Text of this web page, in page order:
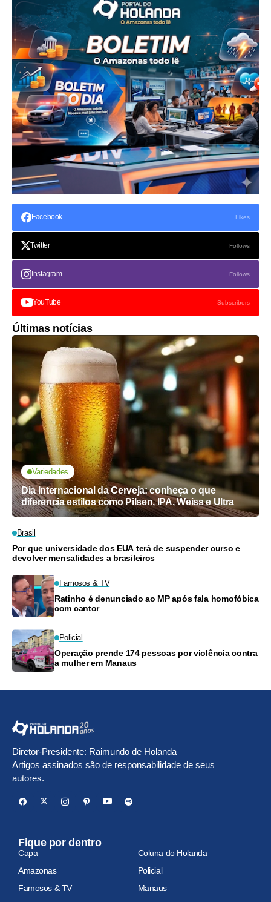
Facebook Likes
Twitter Follows
Instagram Follows
YouTube Subscribers
Últimas notícias
Variedades
Dia Internacional da Cerveja: conheça o que
diferencia estilos como Pilsen, IPA, Weiss e Ultra
Brasil
Por que universidade dos EUA terá de suspender curso e
devolver mensalidades a brasileiros
Famosos & TV
Ratinho é denunciado ao MP após fala homofóbica
com cantor
Policial
Operação prende 174 pessoas por violência contra
a mulher em Manaus
Diretor-Presidente: Raimundo de Holanda
Artigos assinados são de responsabilidade de seus
autores.
Fique por dentro
Capa
Coluna do Holanda
Amazonas
Policial
Famosos & TV
Manaus